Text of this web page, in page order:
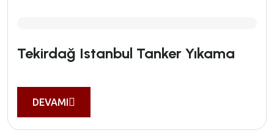
Tekirdağ Istanbul Tanker Yıkama
DEVAMI